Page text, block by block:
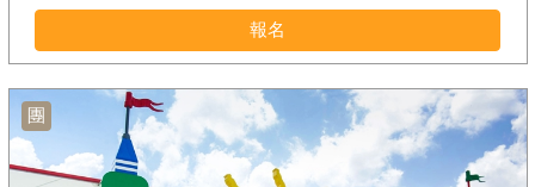
報名
團